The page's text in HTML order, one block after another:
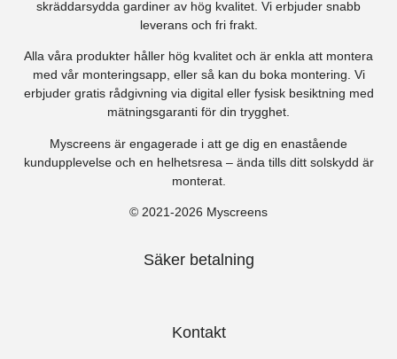
skräddarsydda gardiner av hög kvalitet. Vi erbjuder snabb
leverans och fri frakt.
Alla våra produkter håller hög kvalitet och är enkla att montera
med vår monteringsapp, eller så kan du boka montering. Vi
erbjuder gratis rådgivning via digital eller fysisk besiktning med
mätningsgaranti för din trygghet.
Myscreens är engagerade i att ge dig en enastående
kundupplevelse och en helhetsresa – ända tills ditt solskydd är
monterat.
© 2021-2026 Myscreens
Säker betalning
Kontakt